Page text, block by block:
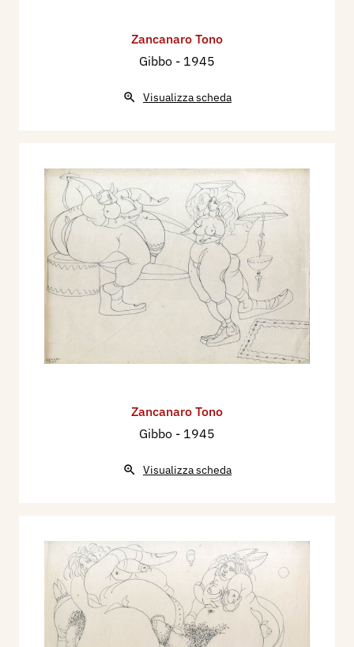
Zancanaro Tono
Gibbo - 1945
Visualizza scheda
Zancanaro Tono
Gibbo - 1945
Visualizza scheda